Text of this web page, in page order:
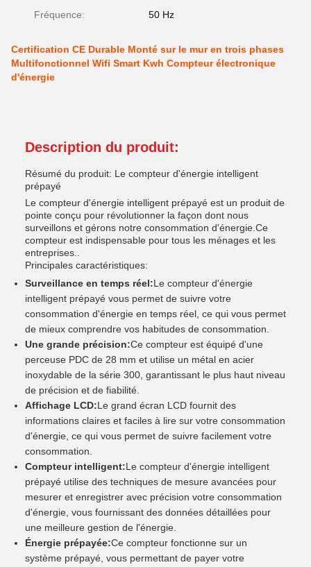
Fréquence: 50 Hz
Certification CE Durable Monté sur le mur en trois phases
Multifonctionnel Wifi Smart Kwh Compteur électronique
d'énergie
Description du produit:
Résumé du produit: Le compteur d'énergie intelligent
prépayé
Le compteur d'énergie intelligent prépayé est un produit de
pointe conçu pour révolutionner la façon dont nous
surveillons et gérons notre consommation d'énergie.Ce
compteur est indispensable pour tous les ménages et les
entreprises..
Principales caractéristiques:
Surveillance en temps réel:Le compteur d'énergie
intelligent prépayé vous permet de suivre votre
consommation d'énergie en temps réel, ce qui vous permet
de mieux comprendre vos habitudes de consommation.
Une grande précision:Ce compteur est équipé d'une
perceuse PDC de 28 mm et utilise un métal en acier
inoxydable de la série 300, garantissant le plus haut niveau
de précision et de fiabilité.
Affichage LCD:Le grand écran LCD fournit des
informations claires et faciles à lire sur votre consommation
d'énergie, ce qui vous permet de suivre facilement votre
consommation.
Compteur intelligent:Le compteur d'énergie intelligent
prépayé utilise des techniques de mesure avancées pour
mesurer et enregistrer avec précision votre consommation
d'énergie, vous fournissant des données détaillées pour
une meilleure gestion de l'énergie.
Énergie prépayée:Ce compteur fonctionne sur un
système prépayé, vous permettant de payer votre